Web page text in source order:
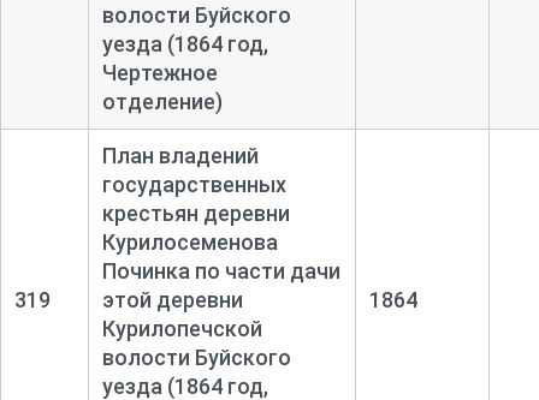
волости Буйского
уезда (1864 год,
Чертежное
отделение)
319
План владений
государственных
крестьян деревни
Курилосеменова
Починка по части дачи
этой деревни
Курилопечской
волости Буйского
уезда (1864 год,
1864